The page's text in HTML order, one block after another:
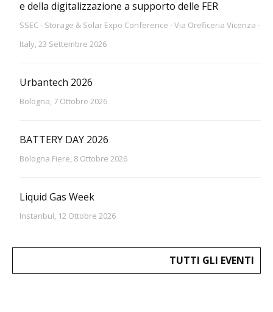
e della digitalizzazione a supporto delle FER
SSEC - Storage & Solar Expo Conference - Via Oreficeria Vicenza -
Italy, 23 Settembre 2026
Urbantech 2026
Bologna, 7 Ottobre 2026
BATTERY DAY 2026
Bologna Fiere, 8 Ottobre 2026
Liquid Gas Week
Instanbul, 12 Ottobre 2026
TUTTI GLI EVENTI